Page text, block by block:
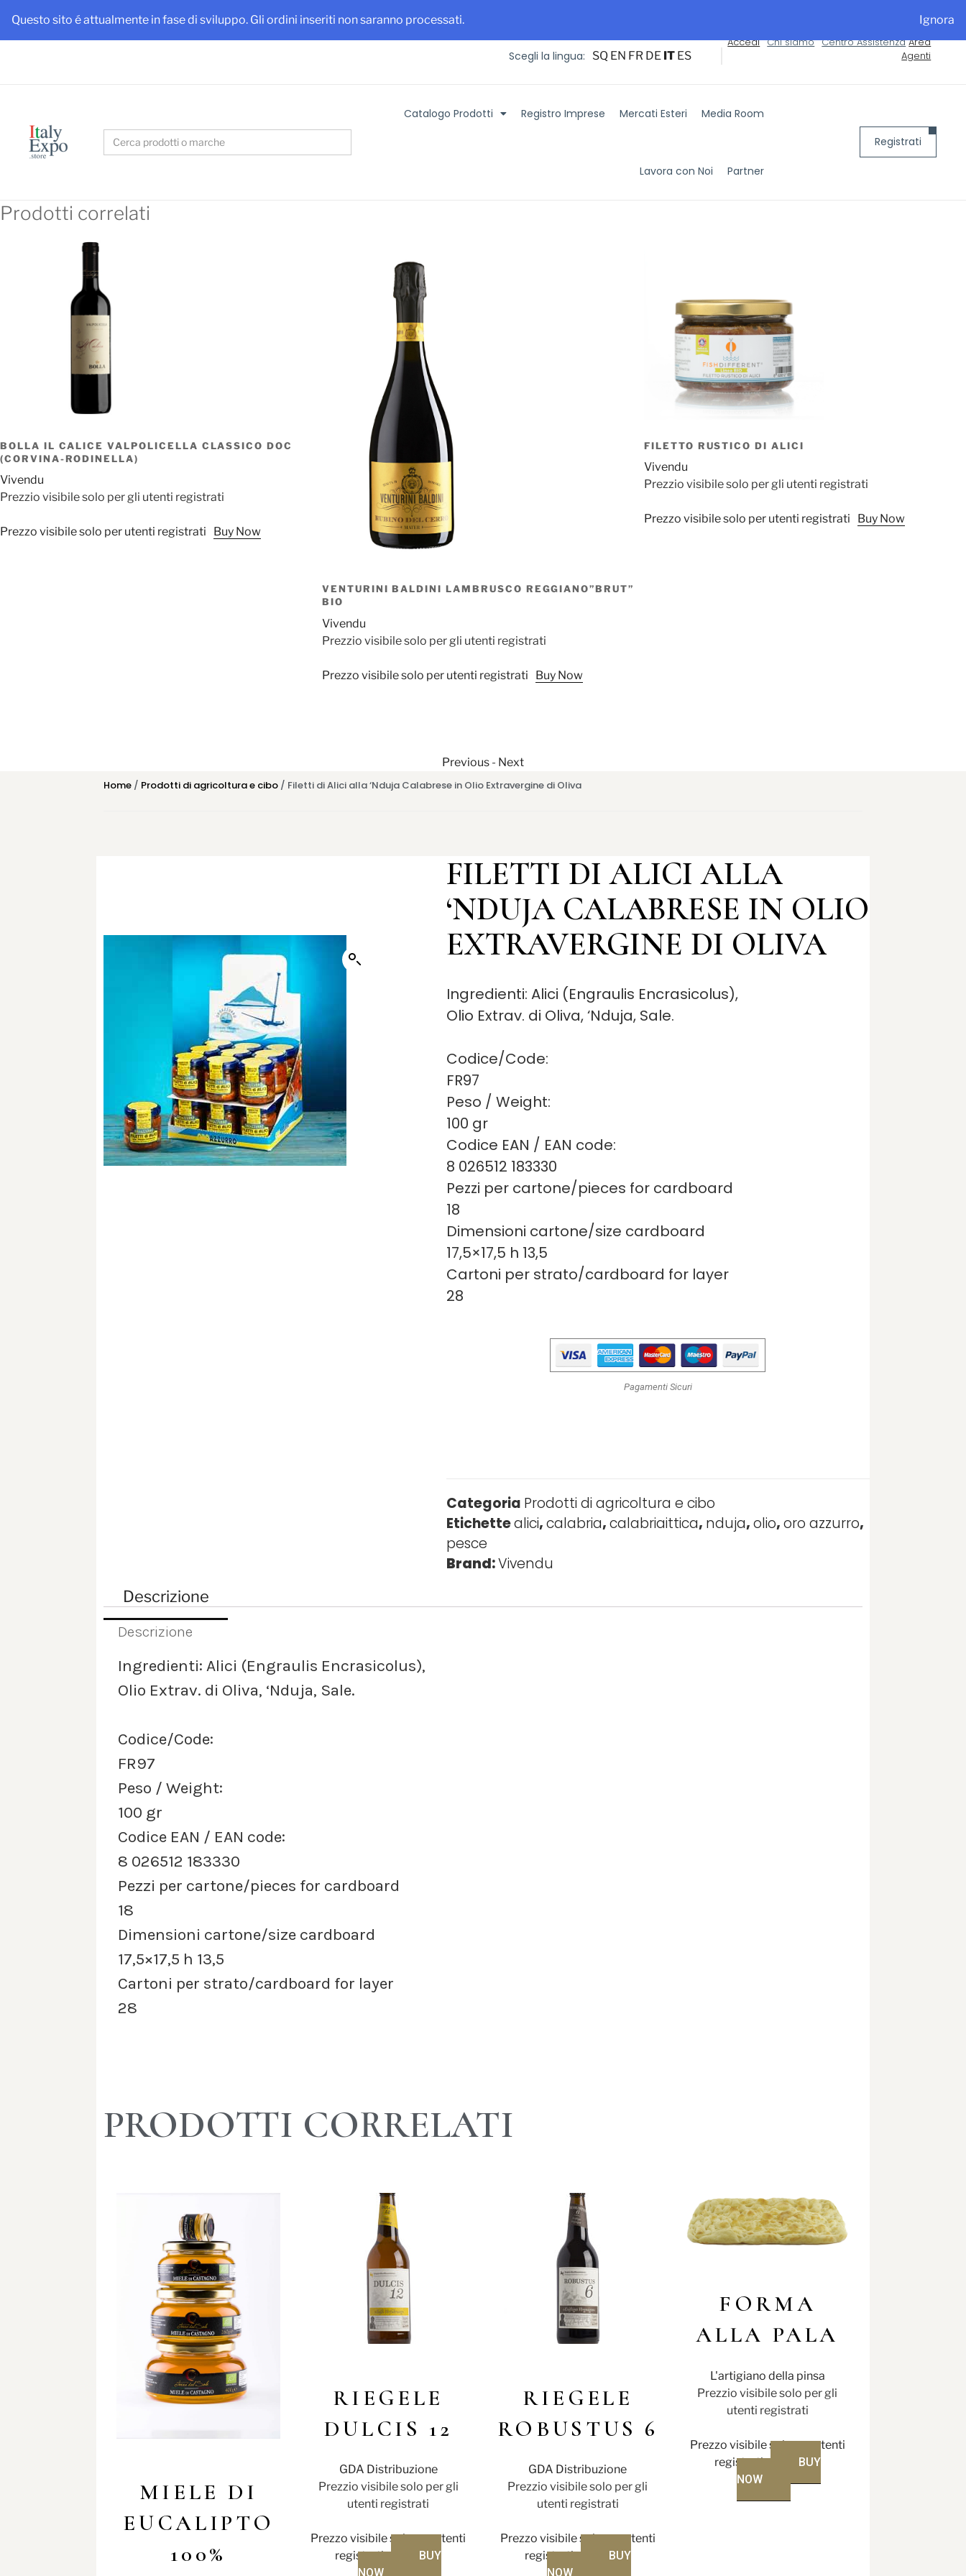
Questo sito é attualmente in fase di sviluppo. Gli ordini inseriti non saranno processati. Ignora
Ottieni maggiore visibilità per la tua azienda e i tuoi prodotti
Scegli la lingua: SQ EN FR DE IT ES
Accedi Chi siamo Centro Assistenza Area
Agenti
Search
for:
Catalogo Prodotti Registro Imprese Mercati Esteri Media Room
Lavora con Noi Partner
Registrati
Prodotti correlati
BOLLA IL CALICE VALPOLICELLA CLASSICO DOC
(CORVINA-RODINELLA)
Vivendu
Prezzio visibile solo per gli utenti registrati
Prezzo visibile solo per utenti registrati Buy Now
VENTURINI BALDINI LAMBRUSCO REGGIANO”BRUT”
BIO
Vivendu
Prezzio visibile solo per gli utenti registrati
Prezzo visibile solo per utenti registrati Buy Now
FILETTO RUSTICO DI ALICI
Vivendu
Prezzio visibile solo per gli utenti registrati
Prezzo visibile solo per utenti registrati Buy Now
Previous - Next
Home / Prodotti di agricoltura e cibo / Filetti di Alici alla ‘Nduja Calabrese in Olio Extravergine di Oliva
FILETTI DI ALICI ALLA
‘NDUJA CALABRESE IN OLIO
EXTRAVERGINE DI OLIVA
Ingredienti: Alici (Engraulis Encrasicolus),
Olio Extrav. di Oliva, ‘Nduja, Sale.
Codice/Code:
FR97
Peso / Weight:
100 gr
Codice EAN / EAN code:
8 026512 183330
Pezzi per cartone/pieces for cardboard
18
Dimensioni cartone/size cardboard
17,5×17,5 h 13,5
Cartoni per strato/cardboard for layer
28
Pagamenti Sicuri
Categoria Prodotti di agricoltura e cibo
Etichettealici,calabria,calabriaittica, nduja,olio,oro azzurro,
pesce
Brand:Vivendu
Descrizione
Descrizione
Ingredienti: Alici (Engraulis Encrasicolus),
Olio Extrav. di Oliva, ‘Nduja, Sale.
Codice/Code:
FR97
Peso / Weight:
100 gr
Codice EAN / EAN code:
8 026512 183330
Pezzi per cartone/pieces for cardboard
18
Dimensioni cartone/size cardboard
17,5×17,5 h 13,5
Cartoni per strato/cardboard for layer
28
PRODOTTI CORRELATI
MIELE DI
EUCALIPTO
100%
RIEGELE
DULCIS 12
GDA Distribuzione
Prezzio visibile solo per gli
utenti registrati
Prezzo visibile solo per utenti
registrati
BUY
NOW
RIEGELE
ROBUSTUS 6
GDA Distribuzione
Prezzio visibile solo per gli
utenti registrati
Prezzo visibile solo per utenti
registrati
BUY
NOW
FORMA
ALLA PALA
L'artigiano della pinsa
Prezzio visibile solo per gli
utenti registrati
Prezzo visibile solo per utenti
registrati
BUY
NOW